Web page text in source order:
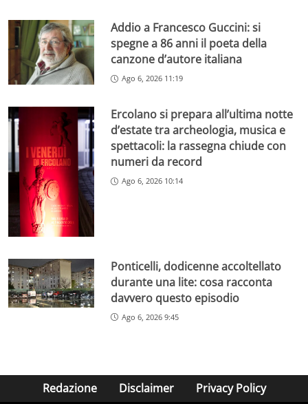
Addio a Francesco Guccini: si
spegne a 86 anni il poeta della
canzone d’autore italiana
Ago 6, 2026 11:19
Ercolano si prepara all’ultima notte
d’estate tra archeologia, musica e
spettacoli: la rassegna chiude con
numeri da record
Ago 6, 2026 10:14
Ponticelli, dodicenne accoltellato
durante una lite: cosa racconta
davvero questo episodio
Ago 6, 2026 9:45
Redazione Disclaimer Privacy Policy